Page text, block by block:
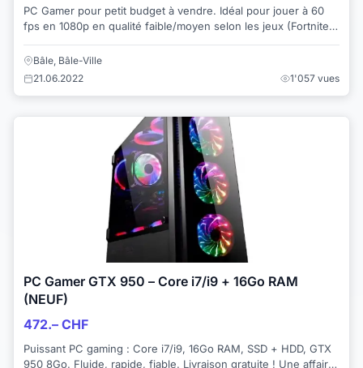
PC Gamer pour petit budget à vendre. Idéal pour jouer à 60
fps en 1080p en qualité faible/moyen selon les jeux (Fortnite,
Bâle, Bâle-Ville
21.06.2022
1'057 vues
PC Gamer GTX 950 – Core i7/i9 + 16Go RAM
(NEUF)
472.– CHF
Puissant PC gaming : Core i7/i9, 16Go RAM, SSD + HDD, GTX
950 8Go. Fluide, rapide, fiable. Livraison gratuite ! Une affaire